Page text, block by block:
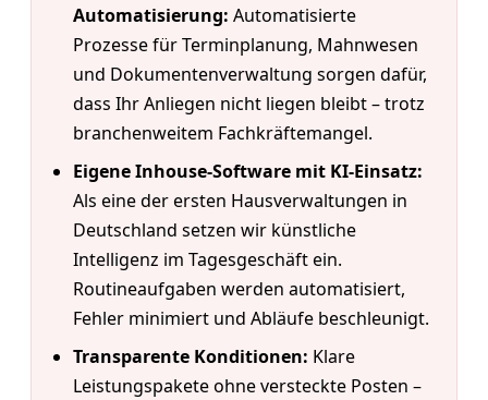
Automatisierung: Automatisierte
Prozesse für Terminplanung, Mahnwesen
und Dokumentenverwaltung sorgen dafür,
dass Ihr Anliegen nicht liegen bleibt – trotz
branchenweitem Fachkräftemangel.
Eigene Inhouse-Software mit KI-Einsatz:
Als eine der ersten Hausverwaltungen in
Deutschland setzen wir künstliche
Intelligenz im Tagesgeschäft ein.
Routineaufgaben werden automatisiert,
Fehler minimiert und Abläufe beschleunigt.
Transparente Konditionen: Klare
Leistungspakete ohne versteckte Posten –